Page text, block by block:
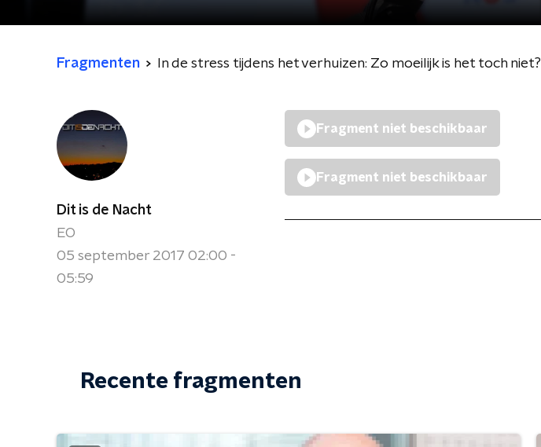
Fragmenten In de stress tijdens het verhuizen: Zo moeilijk is het toch niet?
Dit is de Nacht
EO
05 september 2017 02:00 -
05:59
Fragment niet beschikbaar
Fragment niet beschikbaar
Recente fragmenten